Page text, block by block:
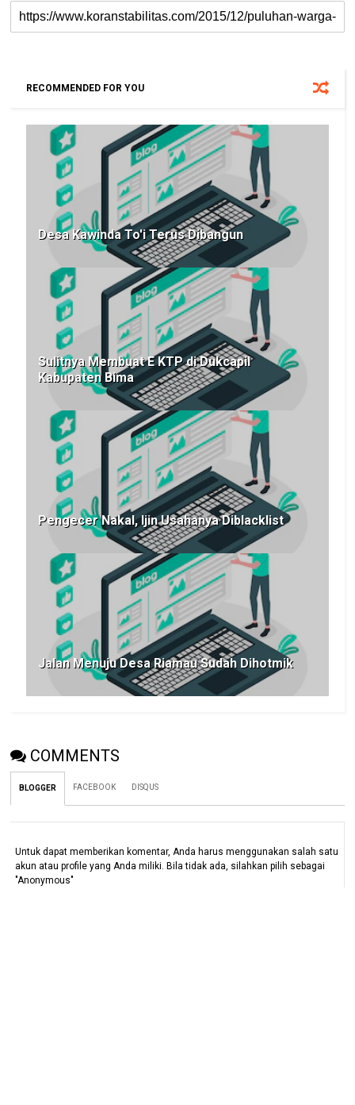
RECOMMENDED FOR YOU
Desa Kawinda To'i Terus Dibangun
Sulitnya Membuat E KTP di Dukcapil
Kabupaten Bima
Pengecer Nakal, Ijin Usahanya Diblacklist
Jalan Menuju Desa Riamau Sudah Dihotmik
COMMENTS
BLOGGER FACEBOOK DISQUS
Untuk dapat memberikan komentar, Anda harus menggunakan salah satu
akun atau profile yang Anda miliki. Bila tidak ada, silahkan pilih sebagai
"Anonymous"